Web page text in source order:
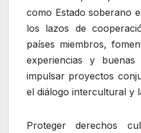
como Estado soberano
los lazos de
países miembros,
experiencias y
impulsar proyectos
el diálogo intercultural y
Proteger derechos